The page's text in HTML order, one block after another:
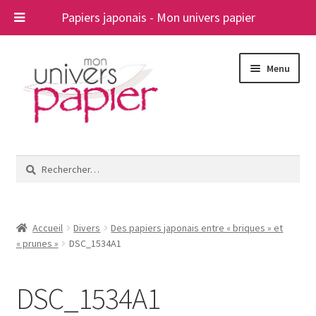
Papiers japonais - Mon univers papier
navigation
contenu
Menu
le
A propos
Rechercher :
Accueil Divers
Des papiers japonais entre « briques » et
« prunes »
DSC_1534A1
DSC_1534A1